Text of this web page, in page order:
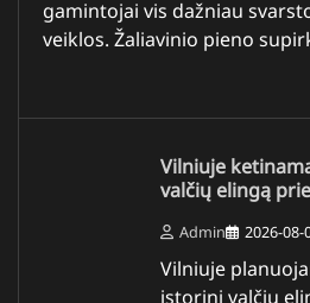
gamintojai vis dažniau
veiklos. Žaliavinio pieno
Vilniuje
valčių elingą
Admin 2026-08-
Vilniuje
istorinį valčių